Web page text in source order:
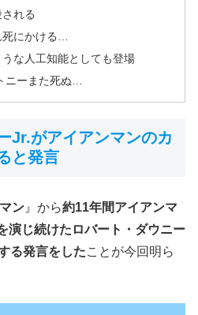
れる
にかける…
うな人工知能としても登場
ニーまた死ぬ…
Jr.がアイアンマンのカ
と発言
ン 』から約11年間アイアンマ
演じ続けたロバート・ダウニー
る発言をしたことが今回明ら